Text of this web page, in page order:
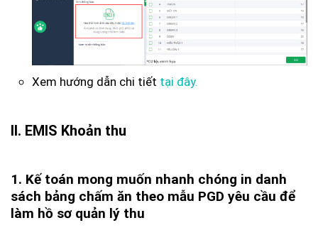
Xem hướng dẫn chi tiết tại đây.
II. EMIS Khoản thu
1. Kế toán mong muốn nhanh chóng in danh
sách bảng chấm ăn theo mẫu PGD yêu cầu để
làm hồ sơ quản lý thu